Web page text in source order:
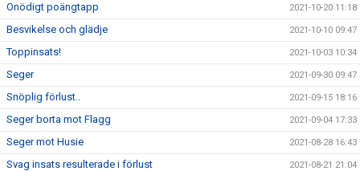
Onödigt poängtapp 2021-10-20 11:18
Besvikelse och glädje 2021-10-10 09:47
Toppinsats! 2021-10-03 10:34
Seger 2021-09-30 09:47
Snöplig förlust.. 2021-09-15 18:16
Seger borta mot Flagg 2021-09-04 17:33
Seger mot Husie 2021-08-28 16:43
Svag insats resulterade i förlust 2021-08-21 21:04